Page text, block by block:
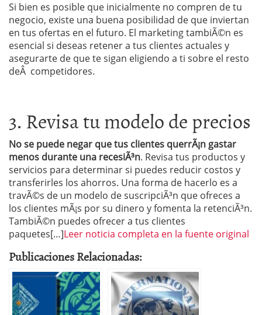
Si bien es posible que inicialmente no compren de tu
negocio, existe una buena posibilidad de que inviertan
en tus ofertas en el futuro. El marketing tambiÃ©n es
esencial si deseas retener a tus clientes actuales y
asegurarte de que te sigan eligiendo a ti sobre el resto
deÂ competidores.
3. Revisa tu modelo de precios
No se puede negar que tus clientes querrÃ¡n gastar
menos durante una recesiÃ³n. Revisa tus productos y
servicios para determinar si puedes reducir costos y
transferirles los ahorros. Una forma de hacerlo es a
travÃ©s de un modelo de suscripciÃ³n que ofreces a
los clientes mÃ¡s por su dinero y fomenta la retenciÃ³n.
TambiÃ©n puedes ofrecer a tus clientes
paquetes[…]Leer noticia completa en la fuente original
Publicaciones Relacionadas: